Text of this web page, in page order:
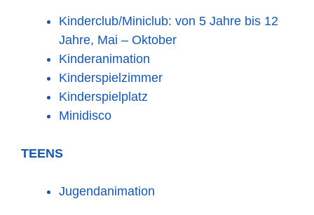
Kinderclub/Miniclub: von 5 Jahre bis 12
Jahre, Mai – Oktober
Kinderanimation
Kinderspielzimmer
Kinderspielplatz
Minidisco
TEENS
Jugendanimation